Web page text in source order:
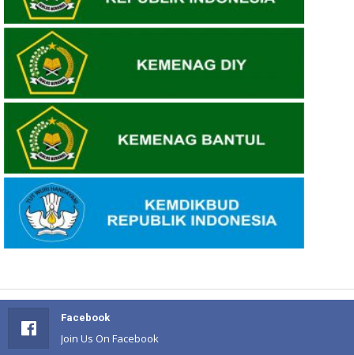
Facebook
Join Us On Facebook